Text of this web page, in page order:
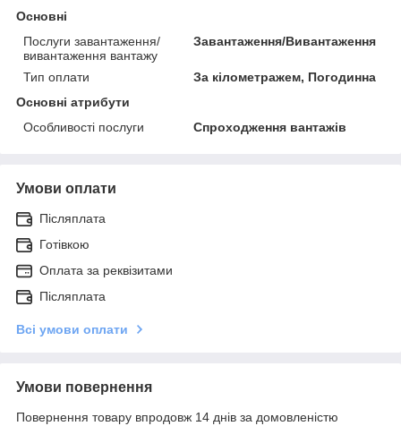
Основні
Послуги завантаження/
вивантаження вантажу
Завантаження/Вивантаження
Тип оплати
За кілометражем, Погодинна
Основні атрибути
Особливості послуги
Спроходження вантажів
Умови оплати
Післяплата
Готівкою
Оплата за реквізитами
Післяплата
Всі умови оплати
Умови повернення
Повернення товару впродовж 14 днів за домовленістю